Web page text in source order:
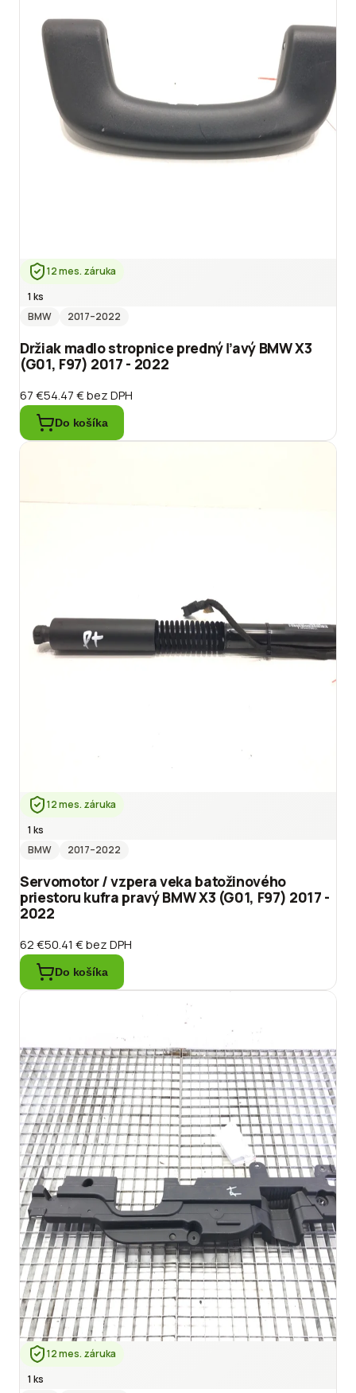
12 mes. záruka
1 ks
BMW
2017–2022
Držiak madlo stropnice predný ľavý BMW X3
(G01, F97) 2017 - 2022
67 €54.47 €bez DPH
Do košíka
12 mes. záruka
1 ks
BMW
2017–2022
Servomotor / vzpera veka batožinového
priestoru kufra pravý BMW X3 (G01, F97) 2017 -
2022
62 €50.41 €bez DPH
Do košíka
12 mes. záruka
1 ks